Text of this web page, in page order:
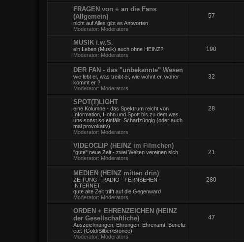
FRAGEN von + an die Fans
(Allgemein)
nicht auf Alles gibt es Antworten
Moderator: Moderators
57
MUSIK i.w.S.
ein Leben (Musik) auch ohne HEINZ?
Moderator: Moderators
190
DER FAN - das "unbekannte" Wesen
wie lebt er, was treibt er, wie wohnt er, woher
kommt er ?
Moderator: Moderators
32
SPOT(T)LIGHT
eine Kolumne - das Spektrum reicht von
Information, Hohn und Spott bis zu dem was
uns sonst so einfällt. Scharfzüngig (oder auch
mal provokativ)
Moderator: Moderators
28
VIDEOCLIP (HEINZ im Filmchen)
"gute" neue Zeit - zwei Welten vereinen sich
Moderator: Moderators
21
MEDIEN (HEINZ mitten drin)
ZEITUNG - RADIO - FERNSEHEN -
INTERNET
gute alte Zeit trifft auf die Gegenward
Moderator: Moderators
280
ORDEN + EHRENZEICHEN (HEINZ
der Gesellschaftliche)
Auszeichnungen, Ehrungen, Ehrenamt, Benefiz
etc. (Gold/Silber/Bronce)
Moderator: Moderators
47